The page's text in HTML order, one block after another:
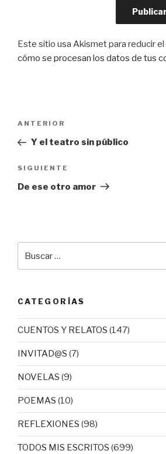
Este sitio usa Akismet para reducir el
cómo se procesan los datos de tus
entradas
Entrada
anterior:
ANTERIOR
Y el teatro sin público
Siguiente
entrada
SIGUIENTE
De ese otro amor
por:
CATEGORÍAS
CUENTOS Y RELATOS (147)
INVITAD@S (7)
NOVELAS (9)
POEMAS (10)
REFLEXIONES (98)
TODOS MIS ESCRITOS (699)